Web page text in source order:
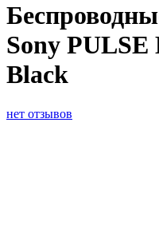
Sony
Black
нет отзывов